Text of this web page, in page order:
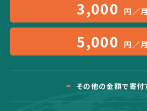
3,000 円／月
5,000 円／月
その他の金額で寄付